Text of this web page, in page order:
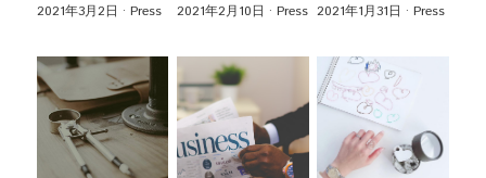
2021年3月2日 · Press 2021年2月10日 ·Press 2021年1月31日 ·Press